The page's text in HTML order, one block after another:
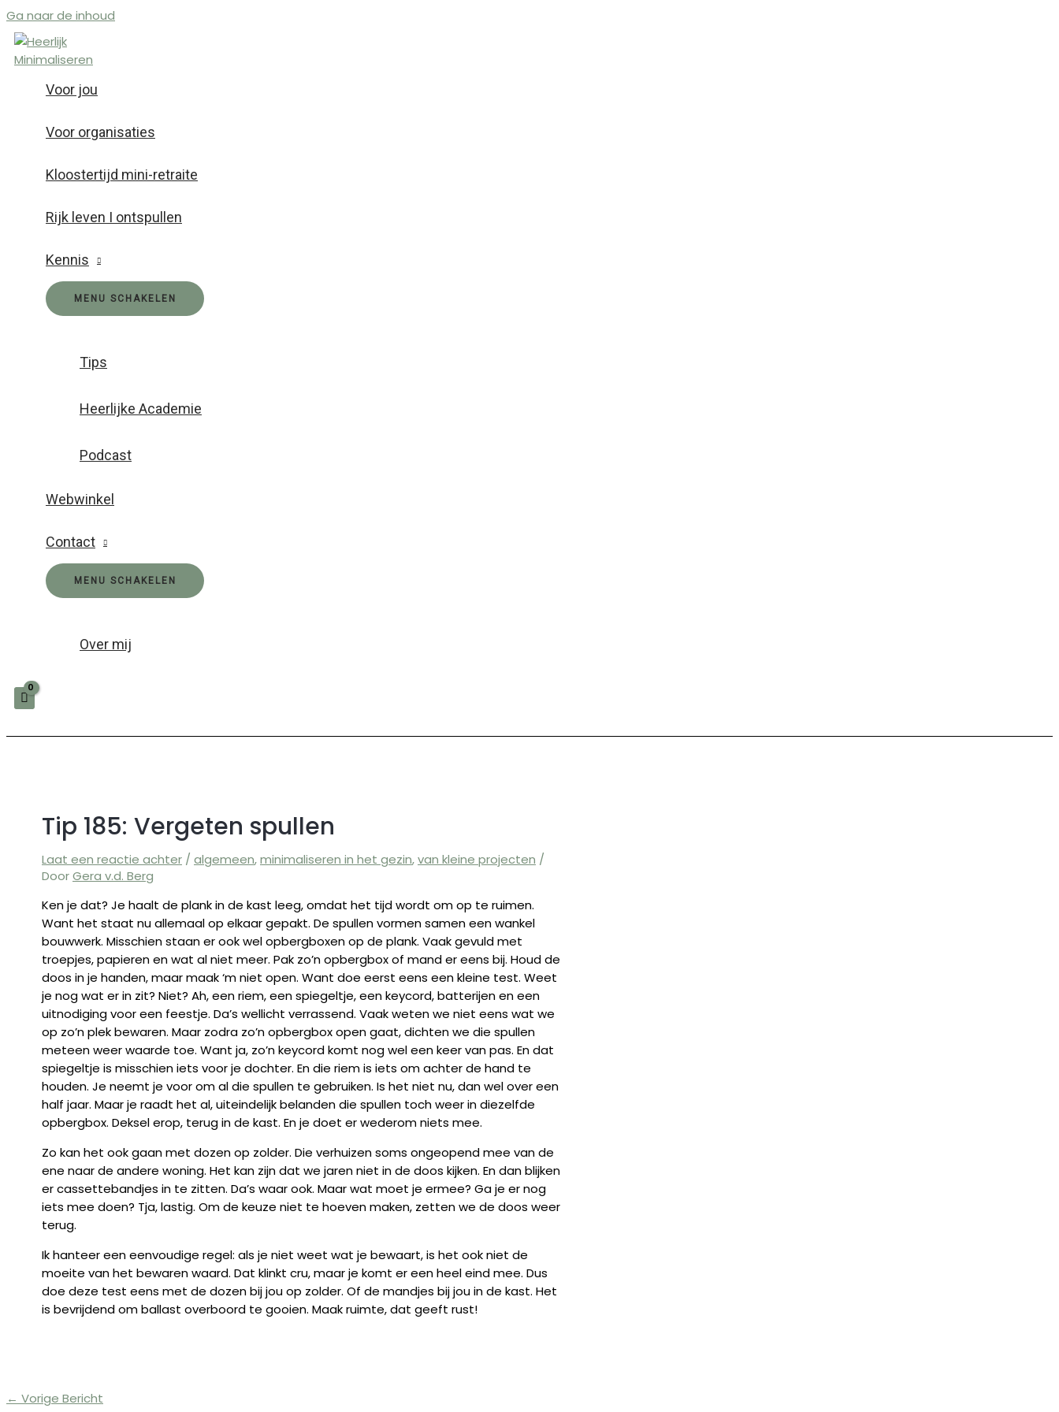
Ga naar de inhoud
Voor jou
Voor organisaties
Kloostertijd mini-retraite
Rijk leven I ontspullen
Kennis
MENU SCHAKELEN
Tips
Heerlijke Academie
Podcast
Webwinkel
Contact
MENU SCHAKELEN
Over mij
Tip 185: Vergeten spullen
Laat een reactie achter / algemeen,minimaliseren in het gezin,van kleine projecten /
DoorGera v.d. Berg
Ken je dat? Je haalt de plank in de kast leeg, omdat het tijd wordt om op te ruimen.
Want het staat nu allemaal op elkaar gepakt. De spullen vormen samen een wankel
bouwwerk. Misschien staan er ook wel opbergboxen op de plank. Vaak gevuld met
troepjes, papieren en wat al niet meer. Pak zo’n opbergbox of mand er eens bij. Houd de
doos in je handen, maar maak ‘m niet open. Want doe eerst eens een kleine test. Weet
je nog wat er in zit? Niet? Ah, een riem, een spiegeltje, een keycord, batterijen en een
uitnodiging voor een feestje. Da’s wellicht verrassend. Vaak weten we niet eens wat we
op zo’n plek bewaren. Maar zodra zo’n opbergbox open gaat, dichten we die spullen
meteen weer waarde toe. Want ja, zo’n keycord komt nog wel een keer van pas. En dat
spiegeltje is misschien iets voor je dochter. En die riem is iets om achter de hand te
houden. Je neemt je voor om al die spullen te gebruiken. Is het niet nu, dan wel over een
half jaar. Maar je raadt het al, uiteindelijk belanden die spullen toch weer in diezelfde
opbergbox. Deksel erop, terug in de kast. En je doet er wederom niets mee.
Zo kan het ook gaan met dozen op zolder. Die verhuizen soms ongeopend mee van de
ene naar de andere woning. Het kan zijn dat we jaren niet in de doos kijken. En dan blijken
er cassettebandjes in te zitten. Da’s waar ook. Maar wat moet je ermee? Ga je er nog
iets mee doen? Tja, lastig. Om de keuze niet te hoeven maken, zetten we de doos weer
terug.
Ik hanteer een eenvoudige regel: als je niet weet wat je bewaart, is het ook niet de
moeite van het bewaren waard. Dat klinkt cru, maar je komt er een heel eind mee. Dus
doe deze test eens met de dozen bij jou op zolder. Of de mandjes bij jou in de kast. Het
is bevrijdend om ballast overboord te gooien. Maak ruimte, dat geeft rust!
← Vorige Bericht